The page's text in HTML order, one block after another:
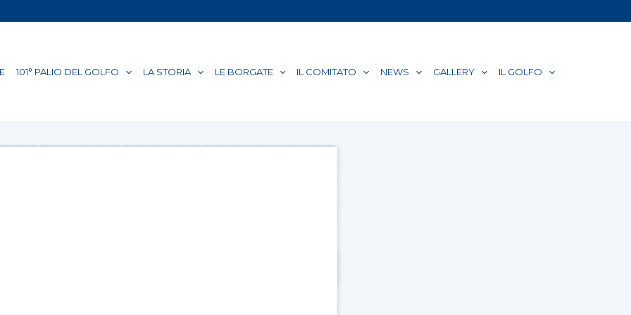
101° PALIO DEL GOLFO LA STORIA LE BORGATE IL COMITATO NEWS GALLERY IL GOLFO